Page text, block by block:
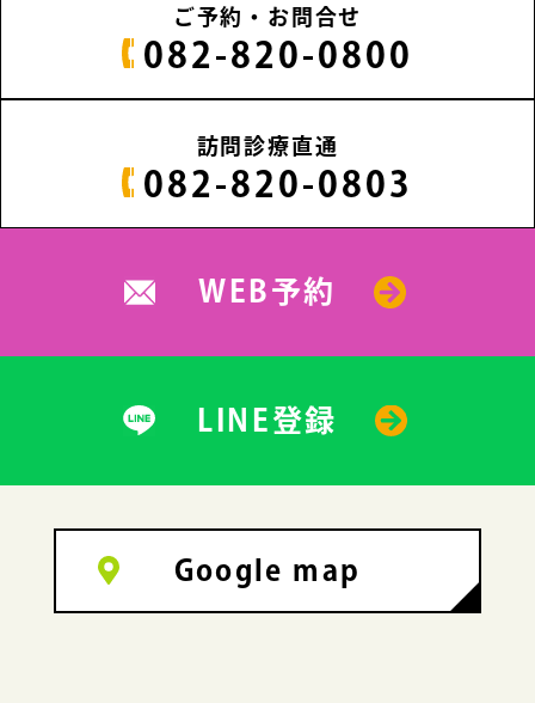
ご予約・お問合せ
082-820-0800
訪問診療直通
082-820-0803
WEB予約
LINE登録
Google map